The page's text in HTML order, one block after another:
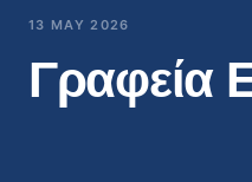
13 MAY 2026
Γραφεία